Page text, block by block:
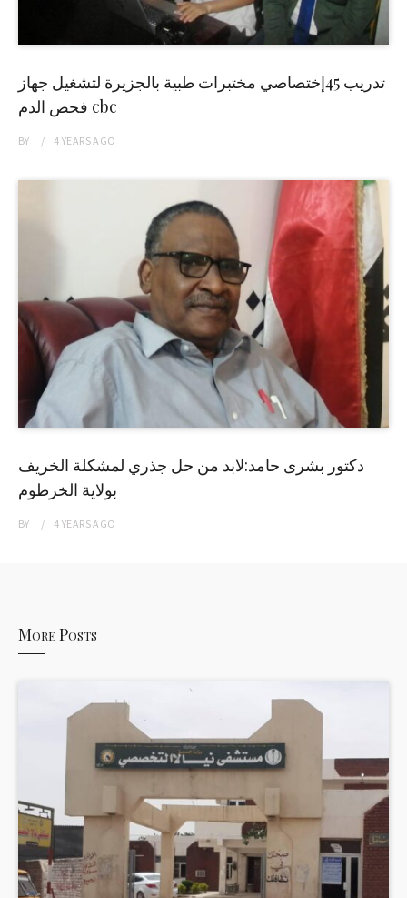
تدريب 45إختصاصي مختبرات طبية بالجزيرة لتشغيل جهاز
فحص الدم cbc
BY 4 YEARSAGO
دكتور بشرى حامد:لابد من حل جذري لمشكلة الخريف
بولاية الخرطوم
BY 4 YEARSAGO
More Posts